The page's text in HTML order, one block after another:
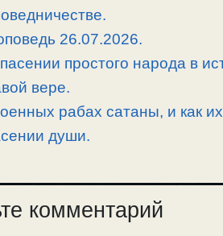
26.07.2026.
простого народа в
вере.
рабах сатаны, и как
души.
комментарий